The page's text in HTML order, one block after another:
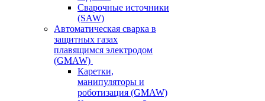
Сварочные источники
(SAW)
Автоматическая сварка в
защитных газах
плавящимся электродом
(GMAW)
Каретки,
манипуляторы и
роботизация (GMAW)